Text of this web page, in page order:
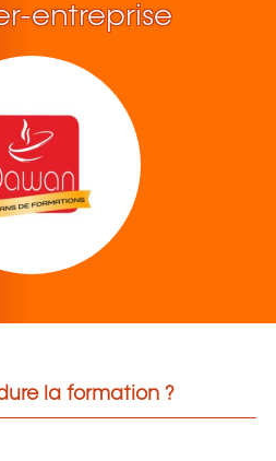
entreprise
la formation ?